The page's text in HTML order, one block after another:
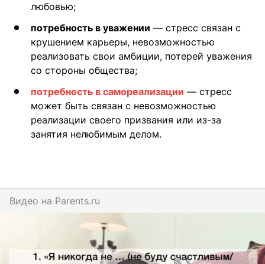
любовью;
потребность в уважении — стресс связан с
крушением карьеры, невозможностью
реализовать свои амбиции, потерей уважения
со стороны общества;
потребность в самореализации — стресс
может быть связан с невозможностью
реализации своего призвания или из-за
занятия нелюбимым делом.
Видео на parents.ru